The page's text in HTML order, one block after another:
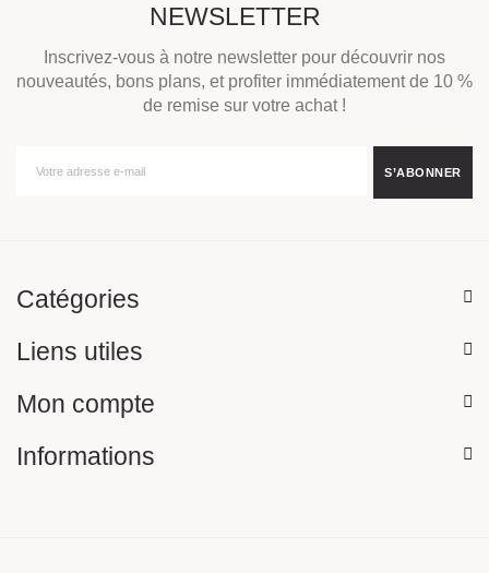
NEWSLETTER
Inscrivez-vous à notre newsletter pour découvrir nos
nouveautés, bons plans, et profiter immédiatement de 10 %
de remise sur votre achat !
Catégories
Liens utiles
Mon compte
Informations